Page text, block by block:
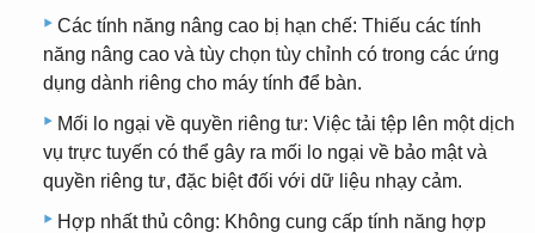
Các tính năng nâng cao bị hạn chế: Thiếu các tính
năng nâng cao và tùy chọn tùy chỉnh có trong các ứng
dụng dành riêng cho máy tính để bàn.
Mối lo ngại về quyền riêng tư: Việc tải tệp lên một dịch
vụ trực tuyến có thể gây ra mối lo ngại về bảo mật và
quyền riêng tư, đặc biệt đối với dữ liệu nhạy cảm.
Hợp nhất thủ công: Không cung cấp tính năng hợp